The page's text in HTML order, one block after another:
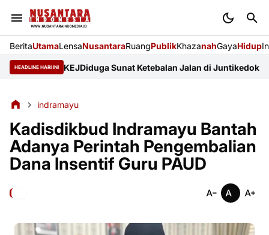
BeritaUtamaLensaNusantaraRuangPublikKhazanahGayaHidup
HEADLINE HARI INI
dan KEJDiduga Sunat Ketebalan Jalan di Juntikedokan
indramayu
Kadisdikbud Indramayu Bantah
Adanya Perintah Pengembalian
Dana Insentif Guru PAUD